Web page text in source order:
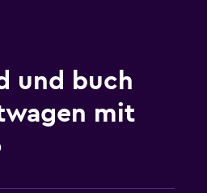
und buch
mit